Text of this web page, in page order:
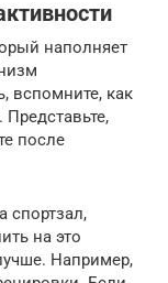
наполняет
вспомните, как
после
спортзал,
на это
Например,